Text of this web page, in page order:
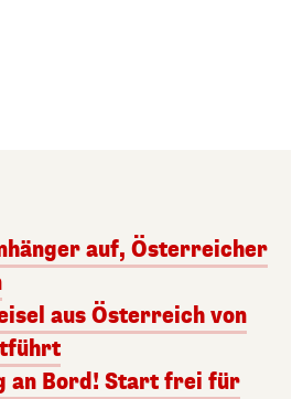
auf, Österreicher
aus Österreich von
an Bord! Start frei für